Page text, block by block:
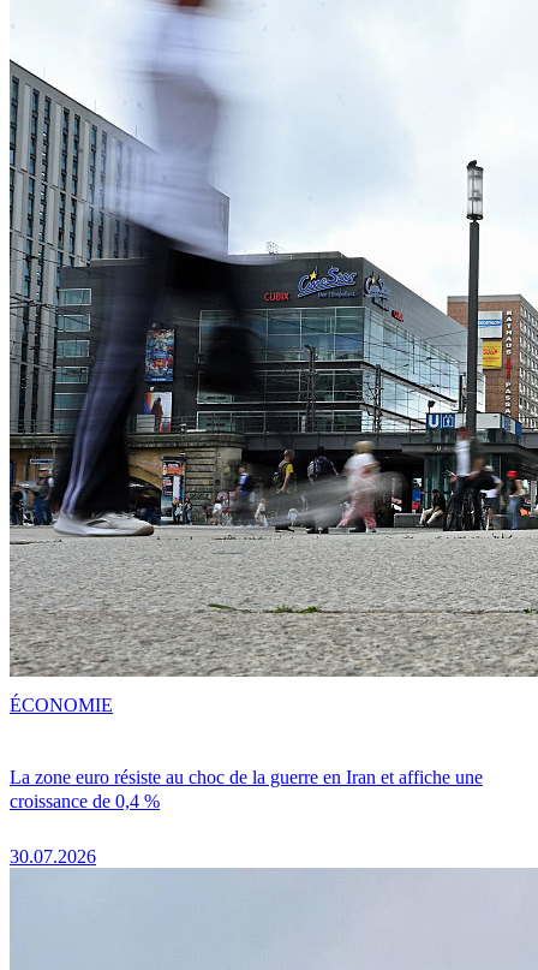
La zone euro résiste au choc de la guerre en Iran et affiche une
croissance de 0,4 %
30.07.2026
ÉCONOMIE